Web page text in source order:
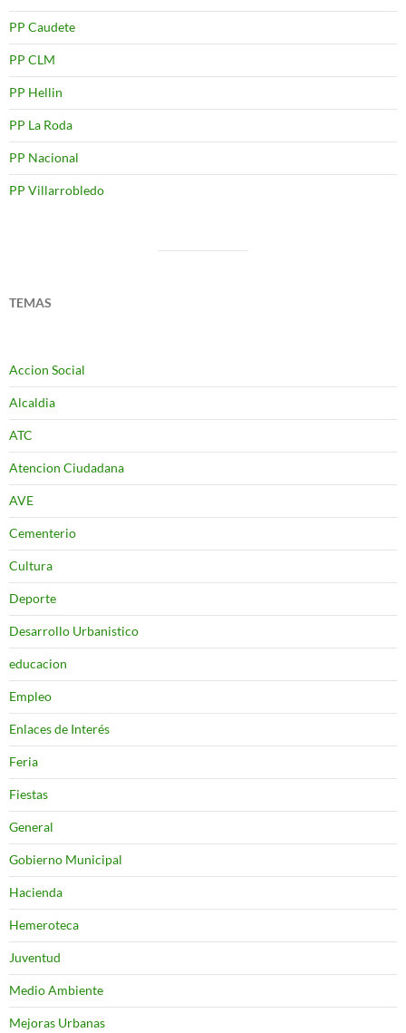
PP Caudete
PP CLM
PP Hellin
PP La Roda
PP Nacional
PP Villarrobledo
TEMAS
Accion Social
Alcaldia
ATC
Atencion Ciudadana
AVE
Cementerio
Cultura
Deporte
Desarrollo Urbanistico
educacion
Empleo
Enlaces de Interés
Feria
Fiestas
General
Gobierno Municipal
Hacienda
Hemeroteca
Juventud
Medio Ambiente
Mejoras Urbanas